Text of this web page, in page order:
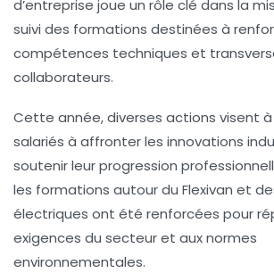
d’entreprise joue un rôle clé dans la
suivi des formations destinées à
compétences techniques et
collaborateurs.
Cette année, diverses actions visent
salariés à affronter les innovations
soutenir leur progression
les formations autour du Flexivan et
électriques ont été renforcées pour
exigences du secteur et aux normes
environnementales.